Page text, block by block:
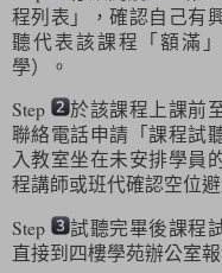
程列表」，確認自己有
聽代表該課程「額滿
學）。
Step
於該課程上課前
聯絡電話申請「課程試
入教室坐在未安排學員
程講師或班代確認空位
Step
試聽完畢後課程
直接到四樓學苑辦公室